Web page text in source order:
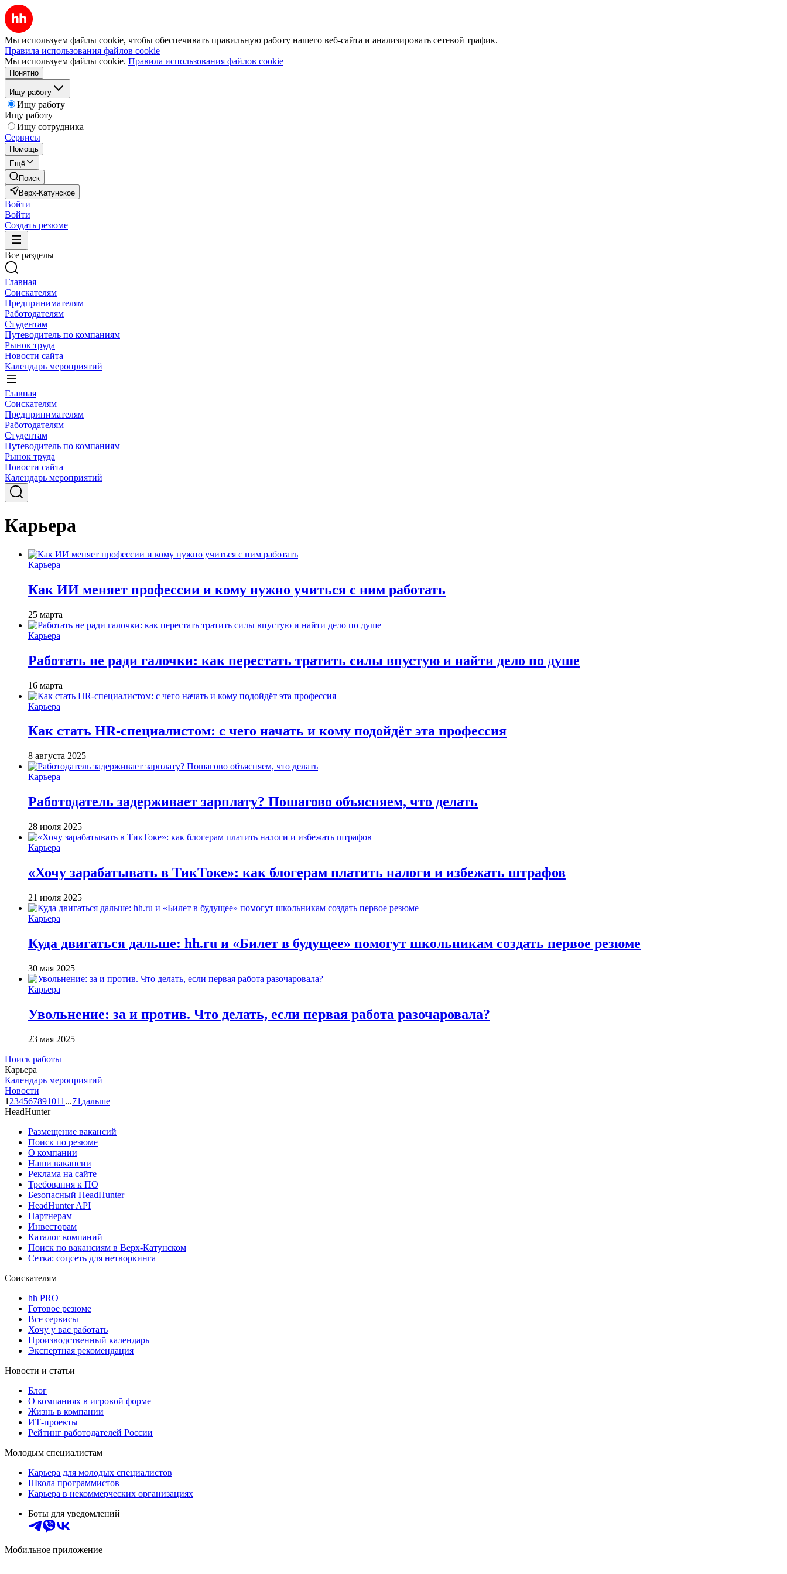
Мы используем файлы cookie, чтобы обеспечивать правильную работу нашего веб-сайта и анализировать сетевой трафик.
Правила использования файлов cookie
Мы используем файлы cookie. Правила использования файлов cookie
Понятно
Ищу работу
Ищу работу
Ищу работу
Ищу сотрудника
Сервисы
Помощь
Ещё
Поиск
Верх-Катунское
Войти
Войти
Создать резюме
Все разделы
Главная
Соискателям
Предпринимателям
Работодателям
Студентам
Путеводитель по компаниям
Рынок труда
Новости сайта
Календарь мероприятий
Главная
Соискателям
Предпринимателям
Работодателям
Студентам
Путеводитель по компаниям
Рынок труда
Новости сайта
Календарь мероприятий
Карьера
Карьера
Как ИИ меняет профессии и кому нужно учиться с ним работать
25 марта
Карьера
Работать не ради галочки: как перестать тратить силы впустую и найти дело по душе
16 марта
Карьера
Как стать HR-специалистом: с чего начать и кому подойдёт эта профессия
8 августа 2025
Карьера
Работодатель задерживает зарплату? Пошагово объясняем, что делать
28 июля 2025
Карьера
«Хочу зарабатывать в ТикТоке»: как блогерам платить налоги и избежать штрафов
21 июля 2025
Карьера
Куда двигаться дальше: hh.ru и «Билет в будущее» помогут школьникам создать первое резюме
30 мая 2025
Карьера
Увольнение: за и против. Что делать, если первая работа разочаровала?
23 мая 2025
Поиск работы
Карьера
Календарь мероприятий
Новости
1 234567891011 ...71 дальше
HeadHunter
Размещение вакансий
Поиск по резюме
О компании
Наши вакансии
Реклама на сайте
Требования к ПО
Безопасный HeadHunter
HeadHunter API
Партнерам
Инвесторам
Каталог компаний
Поиск по вакансиям в Верх-Катунском
Сетка: соцсеть для нетворкинга
Соискателям
hh PRO
Готовое резюме
Все сервисы
Хочу у вас работать
Производственный календарь
Экспертная рекомендация
Новости и статьи
Блог
О компаниях в игровой форме
Жизнь в компании
ИТ-проекты
Рейтинг работодателей России
Молодым специалистам
Карьера для молодых специалистов
Школа программистов
Карьера в некоммерческих организациях
Боты для уведомлений
Мобильное приложение